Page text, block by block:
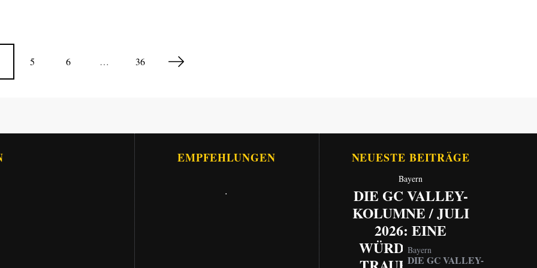
5 6 … 36
EMPFEHLUNGEN
.
NEUESTE BEITRÄGE
Bayern
DIE GC VALLEY-
KOLUMNE / JULI
2026: EINE
WÜRDEVOLLE
Bayern
DIE GC VALLEY-